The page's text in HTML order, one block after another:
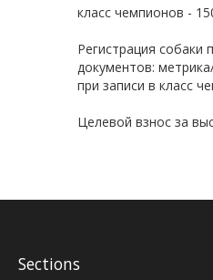
класс чемпионов -
Регистрация собаки
документов:
при записи в класс
Целевой взнос за
Sections